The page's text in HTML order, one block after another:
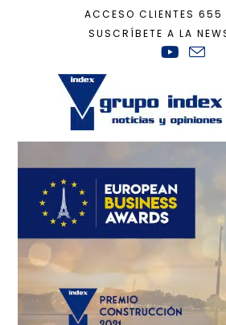
ACCESO CLIENTES 655
SUSCRÍBETE A LA
Actualidad